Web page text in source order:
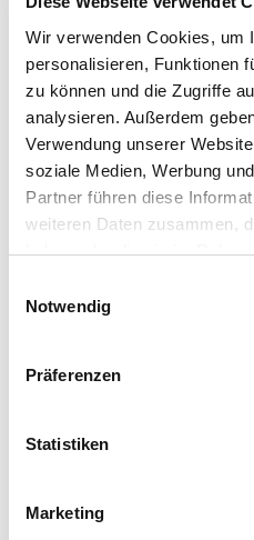
Wir verwenden Cookies, um
personalisieren, Funktionen
zu können und die Zugriffe
analysieren. Außerdem
Verwendung unserer
soziale Medien, Werbung
Partner führen diese
weiteren Daten zusammen,
haben oder die sie im
Notwendig
Präferenzen
Statistiken
Marketing